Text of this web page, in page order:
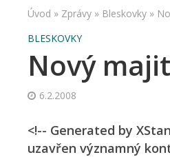
Úvod » Zprávy » Bleskovky »
BLESKOVKY
Nový
6.2.2008
<!-- Generated by
uzavřen významný